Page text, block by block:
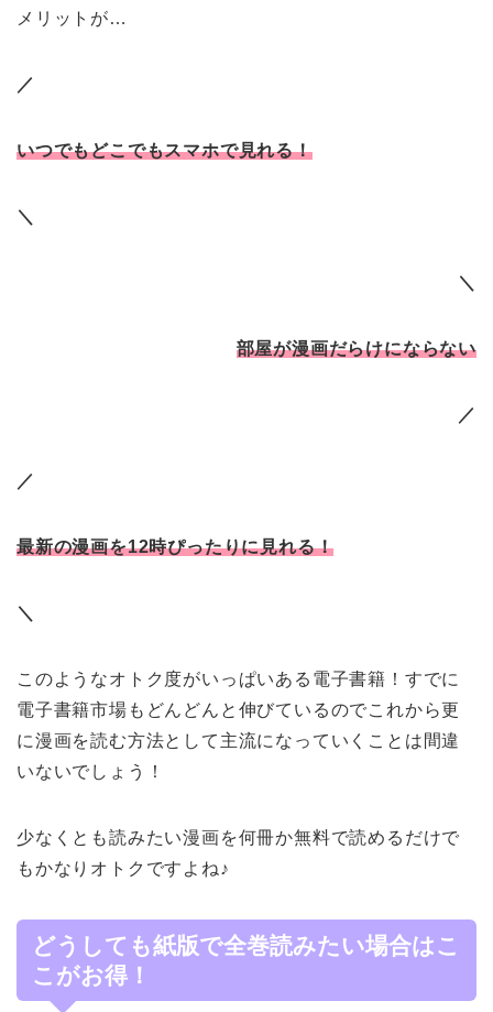
メリットが…
／
いつでもどこでもスマホで見れる！
＼
＼
部屋が漫画だらけにならない
／
／
最新の漫画を12時ぴったりに見れる！
＼
このようなオトク度がいっぱいある電子書籍！すでに
電子書籍市場もどんどんと伸びているのでこれから更
に漫画を読む方法として主流になっていくことは間違
いないでしょう！
少なくとも読みたい漫画を何冊か無料で読めるだけで
もかなりオトクですよね♪
どうしても紙版で全巻読みたい場合はこ
こがお得！